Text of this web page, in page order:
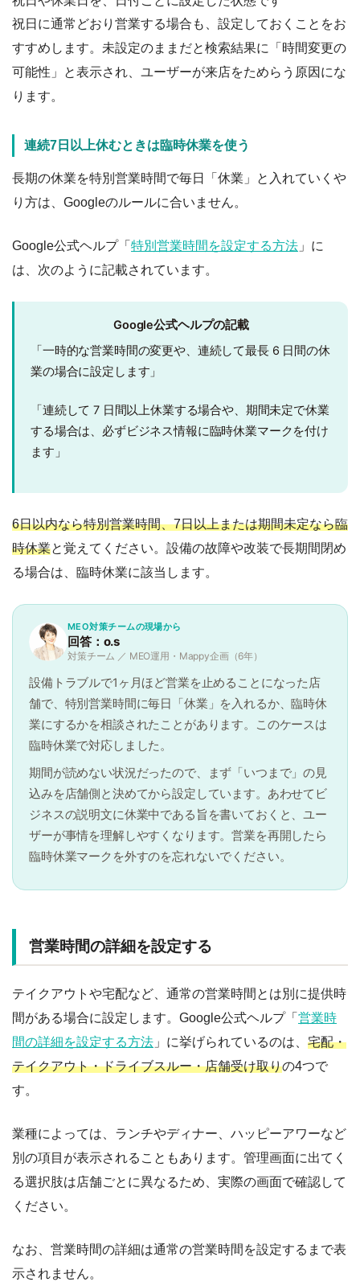
祝日に通常どおり営業する場合も、設定しておくことをお
すすめします。未設定のままだと検索結果に「時間変更の
可能性」と表示され、ユーザーが来店をためらう原因にな
ります。
連続7日以上休むときは臨時休業を使う
長期の休業を特別営業時間で毎日「休業」と入れていくや
り方は、Googleのルールに合いません。
Google公式ヘルプ「 特別営業時間を設定する方法 」に
は、次のように記載されています。
Google公式ヘルプの記載
「一時的な営業時間の変更や、連続して最長 6 日間の休
業の場合に設定します」
「連続して 7 日間以上休業する場合や、期間未定で休業
する場合は、必ずビジネス情報に臨時休業マークを付け
ます」
6日以内なら特別営業時間、7日以上または期間未定なら臨
時休業と覚えてください。設備の故障や改装で長期間閉め
る場合は、臨時休業に該当します。
MEO対策チームの現場から
回答：o.s
対策チーム ／ MEO運用・Mappy企画（6年）
設備トラブルで1ヶ月ほど営業を止めることになった店
舗で、特別営業時間に毎日「休業」を入れるか、臨時休
業にするかを相談されたことがあります。このケースは
臨時休業で対応しました。
期間が読めない状況だったので、まず「いつまで」の見
込みを店舗側と決めてから設定しています。あわせてビ
ジネスの説明文に休業中である旨を書いておくと、ユー
ザーが事情を理解しやすくなります。営業を再開したら
臨時休業マークを外すのを忘れないでください。
営業時間の詳細を設定する
テイクアウトや宅配など、通常の営業時間とは別に提供時
間がある場合に設定します。Google公式ヘルプ「 営業時
間の詳細を設定する方法 」に挙げられているのは、 宅配・
テイクアウト・ドライブスルー・店舗受け取りの4つで
す。
業種によっては、ランチやディナー、ハッピーアワーなど
別の項目が表示されることもあります。管理画面に出てく
る選択肢は店舗ごとに異なるため、実際の画面で確認して
ください。
なお、営業時間の詳細は通常の営業時間を設定するまで表
示されません。